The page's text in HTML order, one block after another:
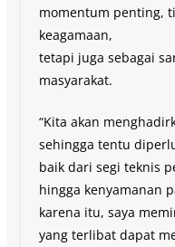
momentum penting,
keagamaan,
tetapi juga sebagai
masyarakat.
“Kita akan
sehingga tentu
baik dari segi teknis
hingga kenyamanan
karena itu, saya
yang terlibat dapat